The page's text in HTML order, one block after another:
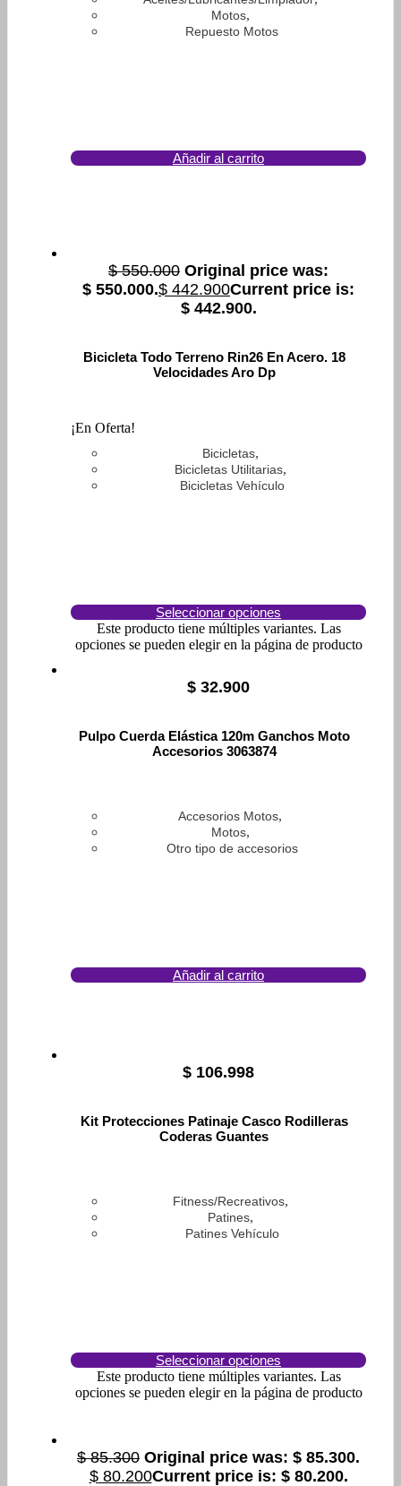
Motos,
Repuesto Motos
Añadir al carrito
$550.000 Original price was:
$ 550.000.$ 442.900Current price is:
$ 442.900.
Bicicleta Todo Terreno Rin26 En Acero. 18
Velocidades Aro Dp
¡En Oferta!
Bicicletas,
Bicicletas Utilitarias,
Bicicletas Vehículo
Seleccionar opciones
Este producto tiene múltiples variantes. Las
opciones se pueden elegir en la página de producto
$ 32.900
Pulpo Cuerda Elástica 120m Ganchos Moto
Accesorios 3063874
Accesorios Motos,
Motos,
Otro tipo de accesorios
Añadir al carrito
$ 106.998
Kit Protecciones Patinaje Casco Rodilleras
Coderas Guantes
Fitness/Recreativos,
Patines,
Patines Vehículo
Seleccionar opciones
Este producto tiene múltiples variantes. Las
opciones se pueden elegir en la página de producto
$85.300 Original price was: $ 85.300.
$80.200Current price is: $ 80.200.